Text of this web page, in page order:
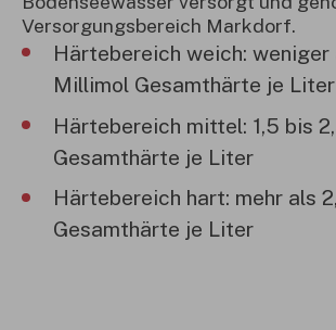
Versorgungsbereich Markdorf.
Härtebereich weich: weniger
Millimol Gesamthärte je Liter
Härtebereich mittel: 1,5 bis
Gesamthärte je Liter
Härtebereich hart: mehr als
Gesamthärte je Liter